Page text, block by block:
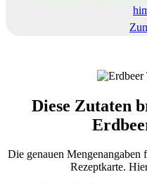
Diese Zutaten
Die genauen
Rezeptkarte.